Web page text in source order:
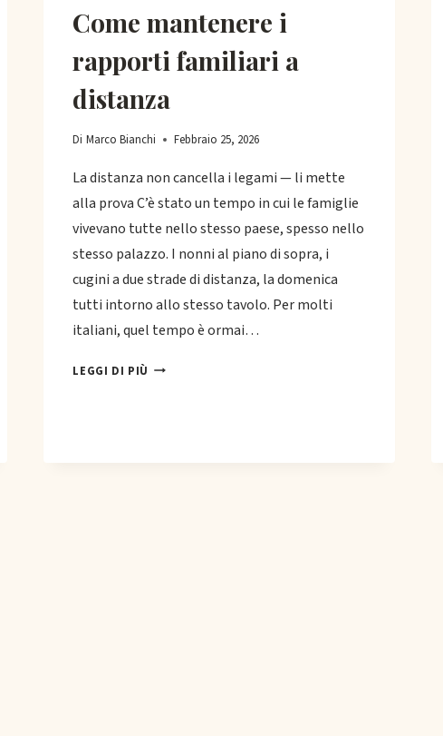
Come mantenere i
rapporti familiari a
distanza
Di Marco Bianchi Febbraio 25, 2026
La distanza non cancella i legami — li mette
alla prova C’è stato un tempo in cui le famiglie
vivevano tutte nello stesso paese, spesso nello
stesso palazzo. I nonni al piano di sopra, i
cugini a due strade di distanza, la domenica
tutti intorno allo stesso tavolo. Per molti
italiani, quel tempo è ormai…
LEGGI DI PIÙ COME